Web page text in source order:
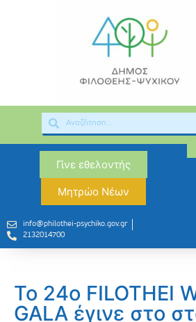
Γίνε εθελοντής
Μητρώο Νέων
info@philothei-psychiko.gov.gr
2132014700
Το 24ο FILOTHEI
GALA έγινε στο